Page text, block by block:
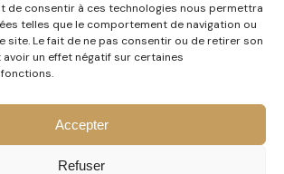
de consentir à ces technologies nous permettra
telles que le comportement de navigation ou
site. Le fait de ne pas consentir ou de retirer son
un effet négatif sur certaines
Accepter
Refuser